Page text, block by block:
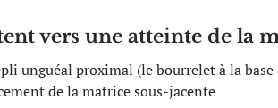
vers une atteinte de la
unguéal proximal (le bourrelet à la base
de la matrice sous-jacente